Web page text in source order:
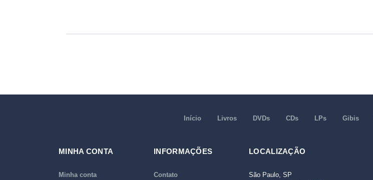
Início Livros DVDs CDs LPs Gibis
MINHA CONTA
Minha conta
INFORMAÇÕES
Contato
LOCALIZAÇÃO
São Paulo, SP